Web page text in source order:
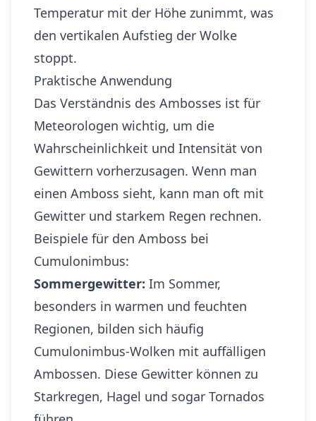
Temperatur mit der Höhe zunimmt, was
den vertikalen Aufstieg der Wolke
stoppt.
Praktische Anwendung
Das Verständnis des Ambosses ist für
Meteorologen wichtig, um die
Wahrscheinlichkeit und Intensität von
Gewittern vorherzusagen. Wenn man
einen Amboss sieht, kann man oft mit
Gewitter und starkem Regen rechnen.
Beispiele für den Amboss bei
Cumulonimbus:
Sommergewitter: Im Sommer,
besonders in warmen und feuchten
Regionen, bilden sich häufig
Cumulonimbus-Wolken mit auffälligen
Ambossen. Diese Gewitter können zu
Starkregen, Hagel und sogar Tornados